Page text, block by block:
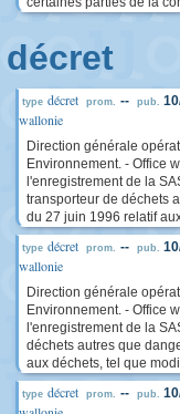
décret
type décret prom. -- pub.
wallonie
Direction générale
Environnement. - Office
l'enregistrement de la
transporteur de déchets
du 27 juin 1996 relatif
type décret prom. -- pub.
wallonie
Direction générale
Environnement. - Office
l'enregistrement de la
déchets autres que
aux déchets, tel que
type décret prom. -- pub.